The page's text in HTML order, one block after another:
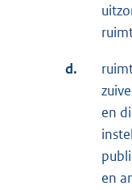
d.
en
en